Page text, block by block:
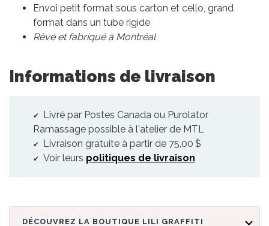
Envoi petit format sous carton et cello, grand
format dans un tube rigide
Rêvé et fabriqué à Montréal
Informations de livraison
Livré par Postes Canada ou Purolator
Ramassage possible à l'atelier de MTL
Livraison gratuite à partir de 75,00 $
Voir leurs politiques de livraison
DÉCOUVREZ LA BOUTIQUE LILI GRAFFITI